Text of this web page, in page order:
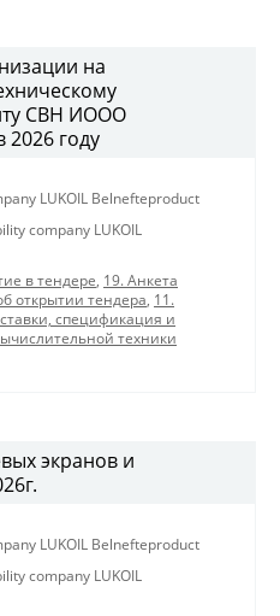
на
СВН ИООО
году
LUKOIL Belnefteproduct
company LUKOIL
в тендере, 19. Анкета
открытии тендера, 11.
спецификация и
техники
экранов и
LUKOIL Belnefteproduct
company LUKOIL